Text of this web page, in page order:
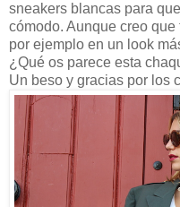
sneakers blancas para
cómodo. Aunque creo
por ejemplo en un look
¿Qué os parece esta
Un beso y gracias por los